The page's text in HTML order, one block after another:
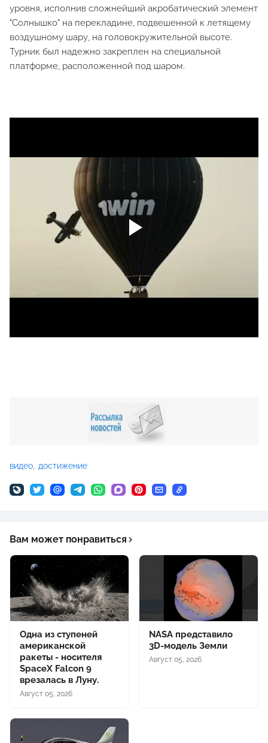
уровня, исполнив сложнейший акробатический элемент
"Солнышко" на перекладине, подвешенной к летящему
воздушному шару, на головокружительной высоте.
Турник был надежно закреплен на специальной
платформе, расположенной под шаром.
видео достижение
Вам может понравиться
Одна из ступеней
американской
ракеты - носителя
SpaceX Falcon 9
врезалась в Луну.
Август 05, 2026
NASA представило
3D-модель Земли
Август 05, 2026